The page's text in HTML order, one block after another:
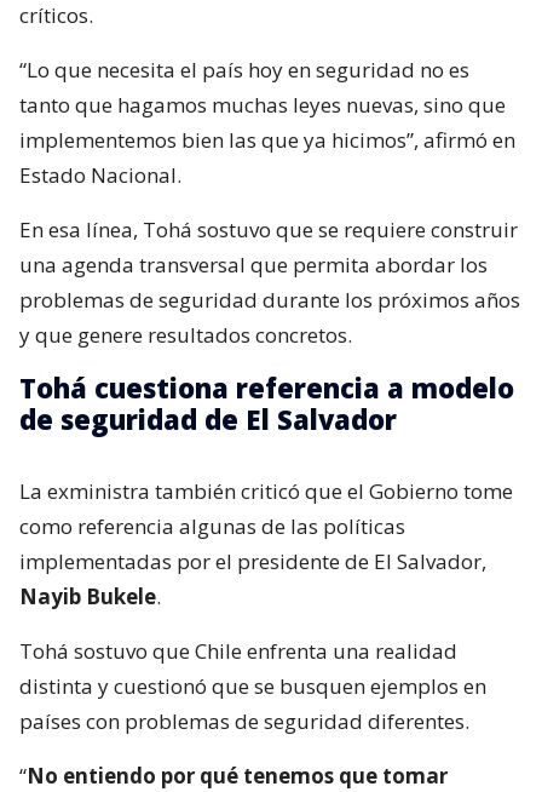
críticos.
“Lo que necesita el país hoy en seguridad no es
tanto que hagamos muchas leyes nuevas, sino que
implementemos bien las que ya hicimos”, afirmó en
Estado Nacional.
En esa línea, Tohá sostuvo que se requiere construir
una agenda transversal que permita abordar los
problemas de seguridad durante los próximos años
y que genere resultados concretos.
Tohá cuestiona referencia a modelo
de seguridad de El Salvador
La exministra también criticó que el Gobierno tome
como referencia algunas de las políticas
implementadas por el presidente de El Salvador,
Nayib Bukele.
Tohá sostuvo que Chile enfrenta una realidad
distinta y cuestionó que se busquen ejemplos en
países con problemas de seguridad diferentes.
“No entiendo por qué tenemos que tomar